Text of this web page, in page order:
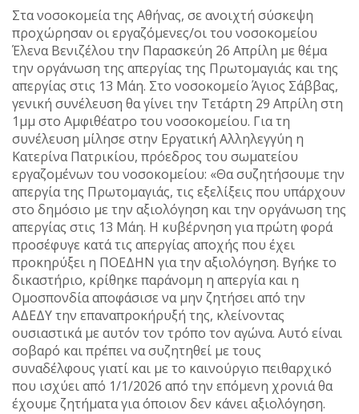
Στα νοσοκομεία της Αθήνας, σε ανοιχτή σύσκεψη
προχώρησαν οι εργαζόμενες/οι του νοσοκομείου
Έλενα Βενιζέλου την Παρασκεύη 26 Απρίλη με θέμα
την οργάνωση της απεργίας της Πρωτομαγιάς και της
απεργίας στις 13 Μάη. Στο νοσοκομείο Άγιος Σάββας,
γενική συνέλευση θα γίνει την Τετάρτη 29 Απρίλη στη
1μμ στο Αμφιθέατρο του νοσοκομείου. Για τη
συνέλευση μίλησε στην Εργατική Αλληλεγγύη η
Κατερίνα Πατρικίου, πρόεδρος του σωματείου
εργαζομένων του νοσοκομείου: «Θα συζητήσουμε την
απεργία της Πρωτομαγιάς, τις εξελίξεις που υπάρχουν
στο δημόσιο με την αξιολόγηση και την οργάνωση της
απεργίας στις 13 Μάη. Η κυβέρνηση για πρώτη φορά
προσέφυγε κατά τις απεργίας αποχής που έχει
προκηρύξει η ΠΟΕΔΗΝ για την αξιολόγηση. Βγήκε το
δικαστήριο, κρίθηκε παράνομη η απεργία και η
Ομοσπονδία αποφάσισε να μην ζητήσει από την
ΑΔΕΔΥ την επαναπροκήρυξή της, κλείνοντας
ουσιαστικά με αυτόν τον τρόπο τον αγώνα. Αυτό είναι
σοβαρό και πρέπει να συζητηθεί με τους
συναδέλφους γιατί και με το καινούργιο πειθαρχικό
που ισχύει από 1/1/2026 από την επόμενη χρονιά θα
έχουμε ζητήματα για όποιον δεν κάνει αξιολόγηση.